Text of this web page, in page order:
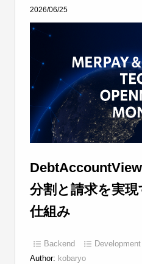
2026/06/25
分割と請求を実
仕組み
Backend
Development
Author: kobaryo